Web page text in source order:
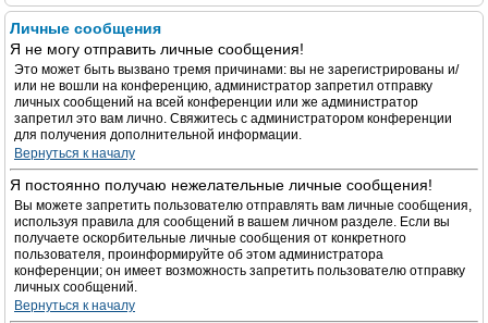
Личные сообщения
Я не могу отправить личные сообщения!
Это может быть вызвано тремя причинами: вы не зарегистрированы и/
или не вошли на конференцию, администратор запретил отправку
личных сообщений на всей конференции или же администратор
запретил это вам лично. Свяжитесь с администратором конференции
для получения дополнительной информации.
Вернуться к началу
Я постоянно получаю нежелательные личные сообщения!
Вы можете запретить пользователю отправлять вам личные сообщения,
используя правила для сообщений в вашем личном разделе. Если вы
получаете оскорбительные личные сообщения от конкретного
пользователя, проинформируйте об этом администратора
конференции; он имеет возможность запретить пользователю отправку
личных сообщений.
Вернуться к началу